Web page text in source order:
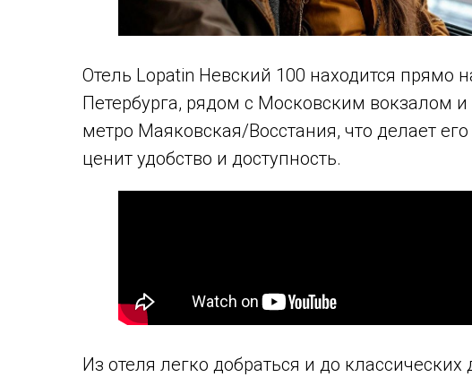
Отель Lopatin Невский 100 находится прямо
Петербурга, рядом с Московским вокзалом
метро Маяковская/Восстания, что делает
ценит удобство и доступность.
Из отеля легко добраться и до